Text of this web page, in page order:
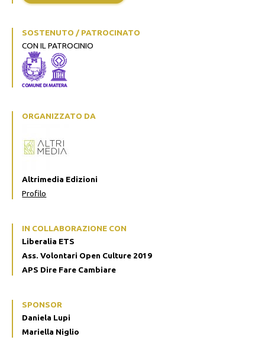
SOSTENUTO / PATROCINATO
CON IL PATROCINIO
ORGANIZZATO DA
Altrimedia Edizioni
Profilo
IN COLLABORAZIONE CON
Liberalia ETS
Ass. Volontari Open Culture 2019
APS Dire Fare Cambiare
SPONSOR
Daniela Lupi
Mariella Niglio